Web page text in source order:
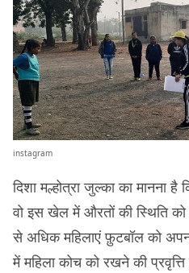
instagram
दिशा मल्होत्रा जुल्का का मानना
वो इस खेल में औरतों की स्थिति
से अधिक महिलाएं फ़ुटबॉल को
में महिला कोच को रखने की